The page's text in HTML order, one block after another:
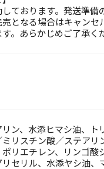
ております。発送準備
となる場合はキャンセ
。あらかじめご了承く
ン、水添ヒマシ油、ト
リスチン酸／ステアリ
ポリエチレン、リンゴ酸
セリル、水添ヤシ油、